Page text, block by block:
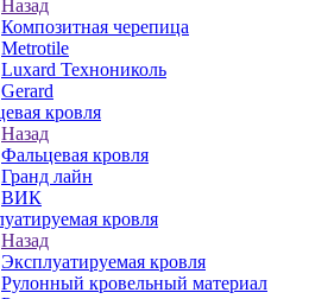
Назад
Композитная черепица
Metrotile
Luxard Технониколь
Gerard
кровля
Назад
Фальцевая кровля
Гранд лайн
ВИК
кровля
Назад
Эксплуатируемая кровля
Рулонный кровельный материал